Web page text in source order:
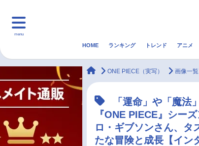
menu
マンガ・ラノベ ゲーム・アプリ
最新記事一覧
アニメ記事
HOME ランキング トレンド アニメ
animateTimes
ONE PIECE（実写） 画像一覧
「運命」や「魔
『ONE PIECE』シー
ロ・ギブソンさん、タ
たな冒険と成長【イン